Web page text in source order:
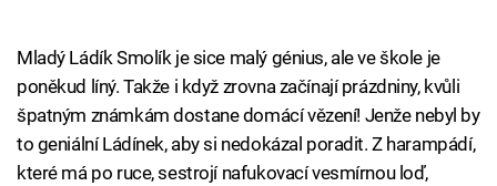
Mladý Ládík Smolík je sice malý génius, ale ve škole je
poněkud líný. Takže i když zrovna začínají prázdniny, kvůli
špatným známkám dostane domácí vězení! Jenže nebyl by
to geniální Ládínek, aby si nedokázal poradit. Z harampádí,
které má po ruce, sestrojí nafukovací vesmírnou loď,